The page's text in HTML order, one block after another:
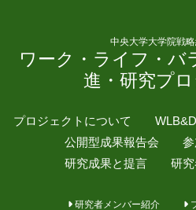
中央大学大学院戦
ワーク・ライフ・バ
進・研究プ
プロジェクトについて
公開型成果報告会
研究成果と提言
研
研究者メンバー紹介